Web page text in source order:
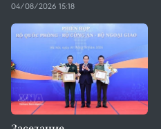
04/08/2026 15:18